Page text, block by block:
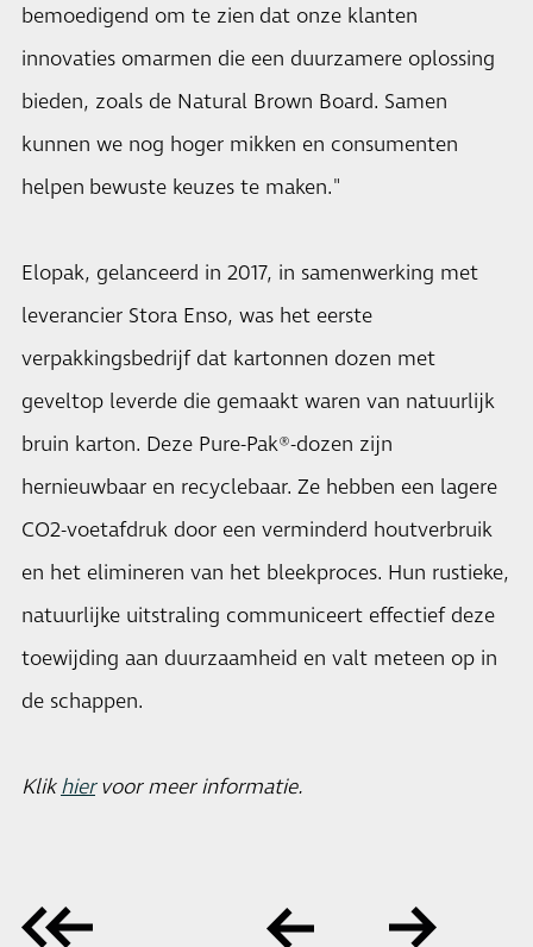
bemoedigend om te zien dat onze klanten
innovaties omarmen die een duurzamere oplossing
bieden, zoals de Natural Brown Board. Samen
kunnen we nog hoger mikken en consumenten
helpen bewuste keuzes te maken."
Elopak, gelanceerd in 2017, in samenwerking met
leverancier Stora Enso, was het eerste
verpakkingsbedrijf dat kartonnen dozen met
geveltop leverde die gemaakt waren van natuurlijk
bruin karton. Deze Pure-Pak®-dozen zijn
hernieuwbaar en recyclebaar. Ze hebben een lagere
CO2-voetafdruk door een verminderd houtverbruik
en het elimineren van het bleekproces. Hun rustieke,
natuurlijke uitstraling communiceert effectief deze
toewijding aan duurzaamheid en valt meteen op in
de schappen.
Klikhiervoor meer informatie.